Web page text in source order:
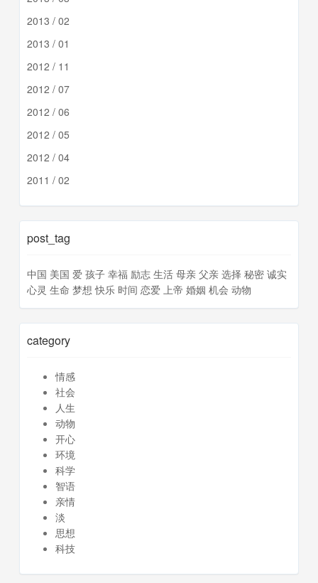
2013 / 02
2013 / 01
2012 / 11
2012 / 07
2012 / 06
2012 / 05
2012 / 04
2011 / 02
post_tag
中国 美国 爱 孩子 幸福 励志 生活 母亲 父亲 选择 秘密 诚实
心灵 生命 梦想 快乐 时间 恋爱 上帝 婚姻 机会 动物
category
情感
社会
人生
动物
开心
环境
科学
智语
亲情
淡
思想
科技